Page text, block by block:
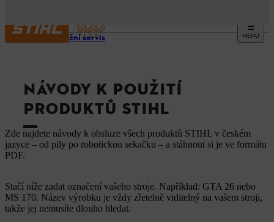
MENU
Informační servis
NÁVODY K POUŽITÍ
PRODUKTŮ STIHL
Zde najdete návody k obsluze všech produktů STIHL v českém
jazyce – od pily po robotickou sekačku – a stáhnout si je ve formátu
PDF.
Stačí níže zadat označení vašeho stroje. Například: GTA 26 nebo
MS 170. Název výrobku je vždy zřetelně viditelný na vašem stroji,
takže jej nemusíte dlouho hledat.